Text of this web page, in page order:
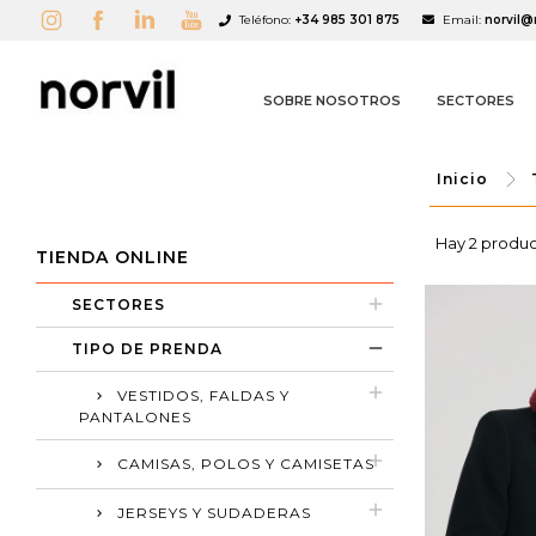
Teléfono: +34 985 301 875 Email:
SOBRE NOSOTROS SECTORES
TIENDA ONLINE
SECTORES
TIPO DE PRENDA
VESTIDOS, FALDAS Y
PANTALONES
CAMISAS, POLOS Y CAMISETAS
JERSEYS Y SUDADERAS
Inicio
Hay 2